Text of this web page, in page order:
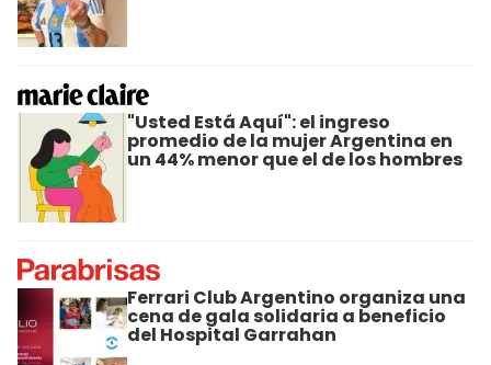
"Usted Está Aquí": el ingreso
promedio de la mujer Argentina en
un 44% menor que el de los hombres
Ferrari Club Argentino organiza una
cena de gala solidaria a beneficio
del Hospital Garrahan